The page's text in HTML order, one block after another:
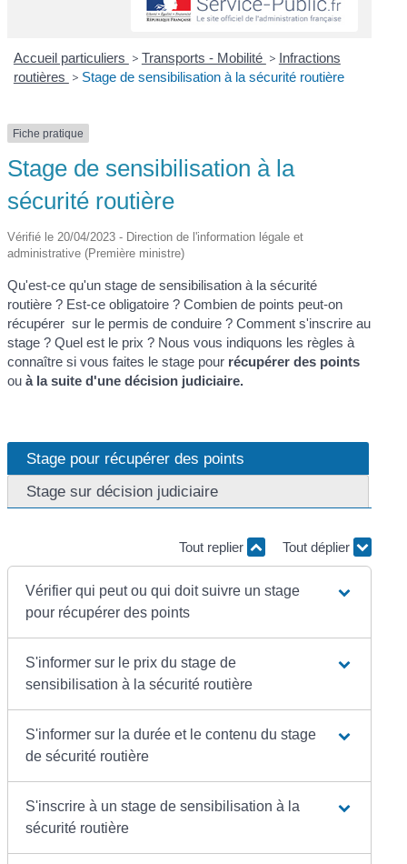
Accueil particuliers > Transports - Mobilité > Infractions
routières > Stage de sensibilisation à la sécurité routière
Fiche pratique
Stage de sensibilisation à la
sécurité routière
Vérifié le 20/04/2023 - Direction de l'information légale et
administrative (Première ministre)
Qu'est-ce qu'un stage de sensibilisation à la sécurité
routière ? Est-ce obligatoire ? Combien de points peut-on
récupérer sur le permis de conduire ? Comment s'inscrire au
stage ? Quel est le prix ? Nous vous indiquons les règles à
connaître si vous faites le stage pour récupérer des points
ouà la suite d'une décision judiciaire.
Stage pour récupérer des points
Stage sur décision judiciaire
Tout replier Tout déplier
Vérifier qui peut ou qui doit suivre un stage
pour récupérer des points
S'informer sur le prix du stage de
sensibilisation à la sécurité routière
S'informer sur la durée et le contenu du stage
de sécurité routière
S'inscrire à un stage de sensibilisation à la
sécurité routière